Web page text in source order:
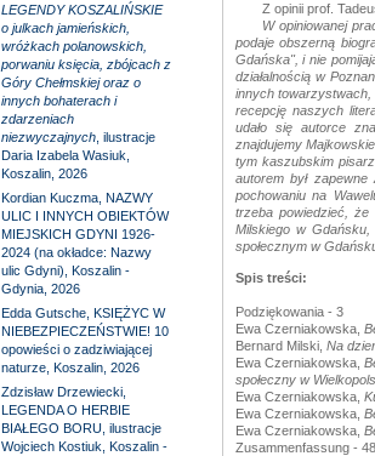
LEGENDY KOSZALIŃSKIE
o julkach jamieńskich,
wróżkach polanowskich,
porwaniu księcia, zbójcach z
Góry Chełmskiej oraz o
innych bohaterach i
zdarzeniach
niezwyczajnych, ilustracje
Daria Izabela Wasiuk,
Koszalin, 2026
Kordian Kuczma, NAZWY
ULIC I INNYCH OBIEKTÓW
MIEJSKICH GDYNI 1926-
2024 (na okładce: Nazwy
ulic Gdyni), Koszalin -
Gdynia, 2026
Edda Gutsche, KSIĘŻYC W
NIEBEZPIECZEŃSTWIE! 10
opowieści o zadziwiającej
naturze, Koszalin, 2026
Zdzisław Drzewiecki,
LEGENDA O HERBIE
BIAŁEGO BORU, ilustracje
Wojciech Kostiuk, Koszalin -
Z opinii prof.
W opiniowanej
podaje obszerną
Gdańska", i nie
działalnością w
innych
recepcję naszych
udało się autorce
znajdujemy
tym kaszubskim
autorem był
pochowaniu na
trzeba powiedzieć, że
Milskiego w
społecznym w
Spis treści:
Podziękowania - 3
Ewa Czerniakowska,
Bernard Milski, Na
Ewa Czerniakowska,
społeczny w
Ewa Czerniakowska,
Ewa Czerniakowska,
Ewa Czerniakowska,
Zusammenfassung - 48